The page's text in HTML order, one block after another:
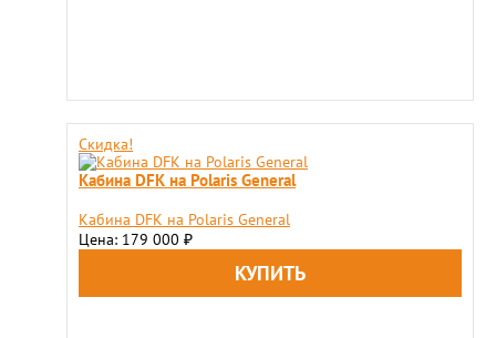
Скидка!
Кабина DFK на Polaris General
Кабина DFK на Polaris General
Цена: 179 000 ₽